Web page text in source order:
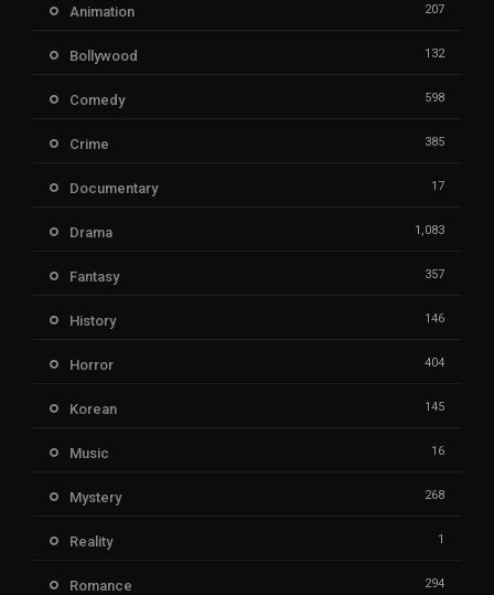
Animation 207
Bollywood 132
Comedy 598
Crime 385
Documentary 17
Drama 1,083
Fantasy 357
History 146
Horror 404
Korean 145
Music 16
Mystery 268
Reality 1
Romance 294